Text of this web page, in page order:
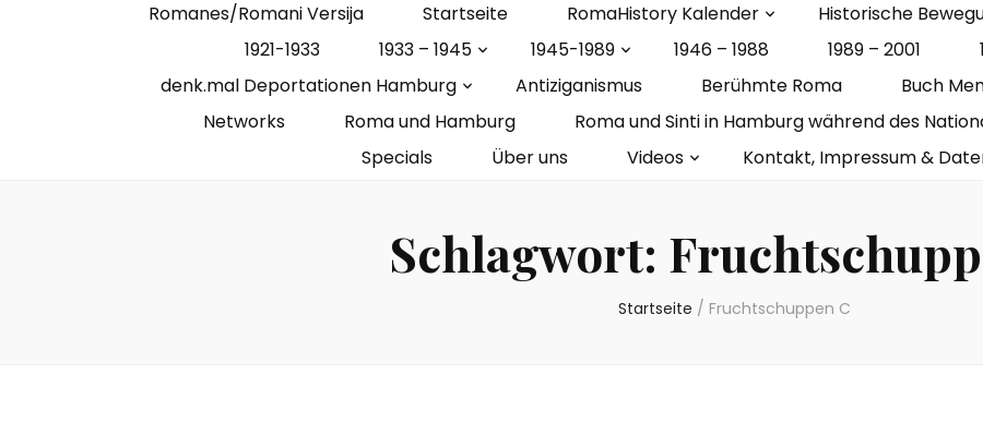
Romanes/Romani Versija Startseite RomaHistory Kalender Historische
1921-1933
1933 – 1945 1945-1989 1946 – 1988 1989 – 2001
denk.mal Deportationen Hamburg
Antiziganismus Berühmte Roma Buch
Networks
Roma und Hamburg Roma und Sinti in Hamburg während des
Specials
Über uns Videos Kontakt, Impressum &
Schlagwort:
Startseite / Fruchtschuppen C